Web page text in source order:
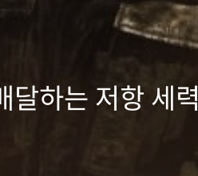
달하는 저항 세력